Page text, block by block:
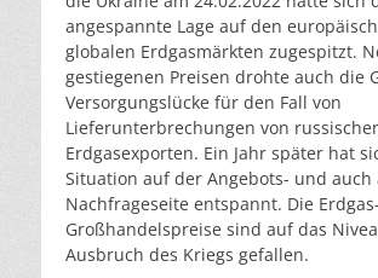
angespannte Lage auf den
globalen Erdgasmärkten zugespitzt.
gestiegenen Preisen drohte auch die
Versorgungslücke für den Fall von
Lieferunterbrechungen von
Erdgasexporten. Ein Jahr später hat
Situation auf der Angebots- und auch
Nachfrageseite entspannt. Die Erdgas-
Großhandelspreise sind auf das
Ausbruch des Kriegs gefallen.